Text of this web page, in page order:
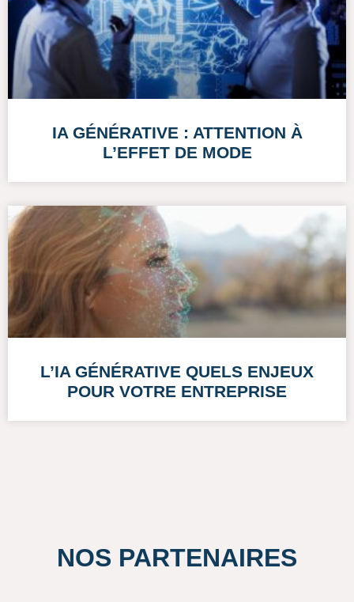
IA GÉNÉRATIVE : ATTENTION À
L’EFFET DE MODE
L’IA GÉNÉRATIVE QUELS ENJEUX
POUR VOTRE ENTREPRISE
NOS PARTENAIRES